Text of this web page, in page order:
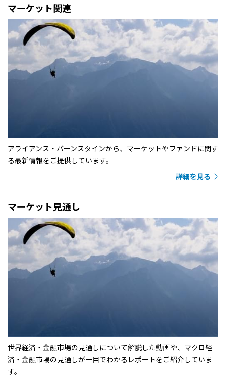
マーケット関連
アライアンス・バーンスタインから、マーケットやファンドに関す
る最新情報をご提供しています。
詳細を見る
マーケット見通し
世界経済・金融市場の見通しについて解説した動画や、マクロ経
済・金融市場の見通しが一目でわかるレポートをご紹介していま
す。